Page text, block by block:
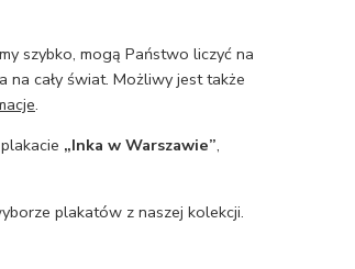
szybko, mogą Państwo liczyć na
na cały świat. Możliwy jest także
.
„Inka w Warszawie”,
plakatów z naszej kolekcji.